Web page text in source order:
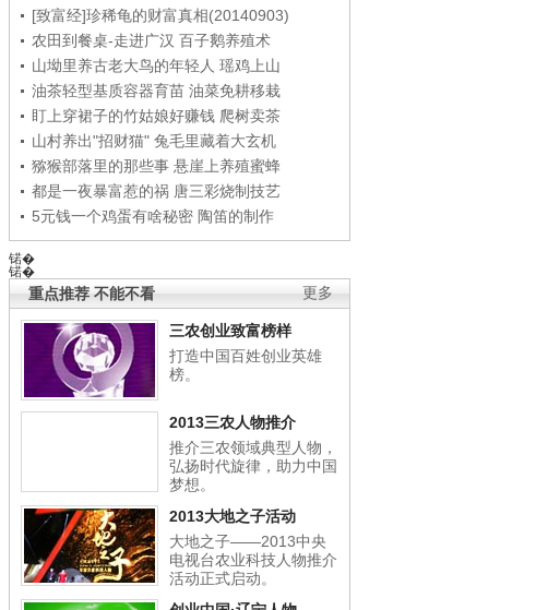
[致富经]珍稀龟的财富真相(20140903)
农田到餐桌-走进广汉 百子鹅养殖术
山坳里养古老大鸟的年轻人 瑶鸡上山
油茶轻型基质容器育苗 油菜免耕移栽
盯上穿裙子的竹姑娘好赚钱 爬树卖茶
山村养出"招财猫" 兔毛里藏着大玄机
猕猴部落里的那些事 悬崖上养殖蜜蜂
都是一夜暴富惹的祸 唐三彩烧制技艺
5元钱一个鸡蛋有啥秘密 陶笛的制作
锘�
锘�
更多
重点推荐 不能不看
三农创业致富榜样
打造中国百姓创业英雄
榜。
2013三农人物推介
推介三农领域典型人物，
弘扬时代旋律，助力中国
梦想。
2013大地之子活动
大地之子——2013中央
电视台农业科技人物推介
活动正式启动。